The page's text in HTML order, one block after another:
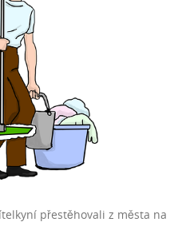
přestěhovali z města na